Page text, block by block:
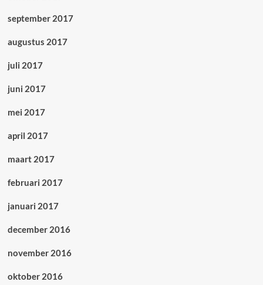
september 2017
augustus 2017
juli 2017
juni 2017
mei 2017
april 2017
maart 2017
februari 2017
januari 2017
december 2016
november 2016
oktober 2016